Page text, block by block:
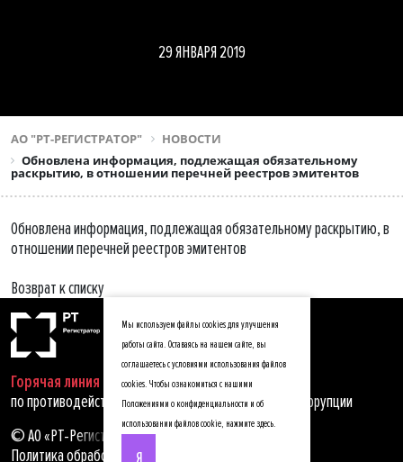
29 ЯНВАРЯ 2019
АО "РТ-РЕГИСТРАТОР"
НОВОСТИ
Обновлена информация, подлежащая обязательному
раскрытию, в отношении перечней реестров эмитентов
Обновлена информация, подлежащая обязательному раскрытию, в
отношении перечней реестров эмитентов
Возврат к списку
Горячая линия
по противодействию мошенничеству, хищениям и коррупции
© АО «РТ-Регистратор», 2025
Политика обработки персональных данных
Мы используем файлы cookies для улучшения
работы сайта. Оставаясь на нашем сайте, вы
соглашаетесь с условиями использования файлов
cookies. Чтобы ознакомиться с нашими
Положениями о конфиденциальности и об
использовании файлов cookie, нажмите здесь.
Я